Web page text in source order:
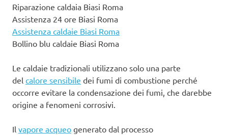
Riparazione caldaia Biasi Roma
Assistenza 24 ore Biasi Roma
Assistenza caldaie Biasi Roma
Bollino blu caldaie Biasi Roma
Le caldaie tradizionali utilizzano solo una parte
del calore sensibile dei fumi di combustione perché
occorre evitare la condensazione dei fumi, che darebbe
origine a fenomeni corrosivi.
Il vapore acqueo generato dal processo